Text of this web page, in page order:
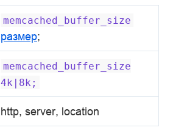
memcached_buffer_size
размер;
memcached_buffer_size
4k|8k;
http, server, location